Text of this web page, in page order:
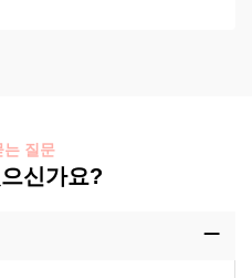
는 질문
신가요?